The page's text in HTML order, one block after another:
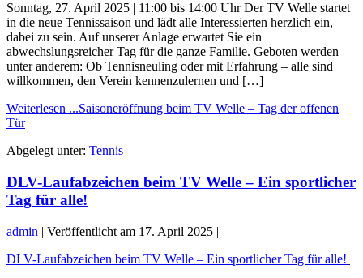
Sonntag, 27. April 2025 | 11:00 bis 14:00 Uhr Der TV Welle startet
in die neue Tennissaison und lädt alle Interessierten herzlich ein,
dabei zu sein. Auf unserer Anlage erwartet Sie ein
abwechslungsreicher Tag für die ganze Familie. Geboten werden
unter anderem: Ob Tennisneuling oder mit Erfahrung – alle sind
willkommen, den Verein kennenzulernen und […]
Weiterlesen ...Saisoneröffnung beim TV Welle – Tag der offenen
Tür
Abgelegt unter: Tennis
DLV-Laufabzeichen beim TV Welle – Ein sportlicher
Tag für alle!
admin | Veröffentlicht am 17. April 2025 |
DLV-Laufabzeichen beim TV Welle – Ein sportlicher Tag für alle!